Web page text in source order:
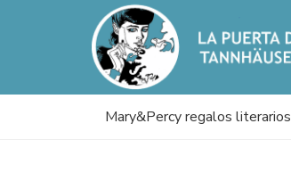
Mary&Percy regalos literarios